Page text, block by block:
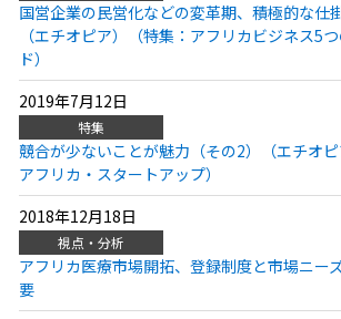
国営企業の民営化などの変革期、積極的な仕
（エチオピア）（特集：アフリカビジネス5
ド）
2019年7月12日
特集
競合が少ないことが魅力（その2）（エチオピ
アフリカ・スタートアップ）
2018年12月18日
視点・分析
アフリカ医療市場開拓、登録制度と市場ニー
要